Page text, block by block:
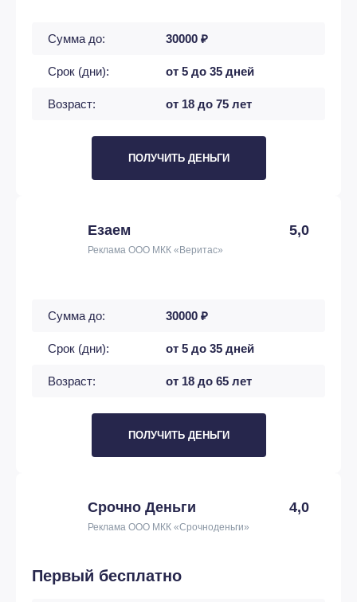
Сумма до: 30000 ₽
Срок (дни): от 5 до 35 дней
Возраст: от 18 до 75 лет
ПОЛУЧИТЬ ДЕНЬГИ
Езаем 5,0
Реклама ООО МКК «Веритас»
Сумма до: 30000 ₽
Срок (дни): от 5 до 35 дней
Возраст: от 18 до 65 лет
ПОЛУЧИТЬ ДЕНЬГИ
Срочно Деньги 4,0
Реклама ООО МКК «Срочноденьги»
Первый бесплатно